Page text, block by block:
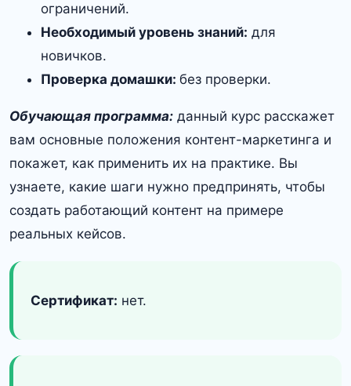
ограничений.
Необходимый уровень знаний: для
новичков.
Проверка домашки: без проверки.
Обучающая программа: данный курс расскажет
вам основные положения контент-маркетинга и
покажет, как применить их на практике. Вы
узнаете, какие шаги нужно предпринять, чтобы
создать работающий контент на примере
реальных кейсов.
Сертификат: нет.